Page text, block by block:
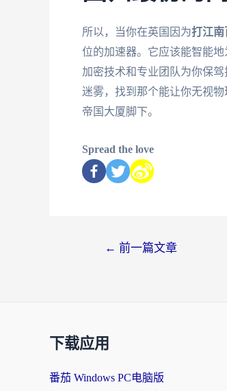
所以，当你在英国因为打江南
位的加速器。它应该能智能
加密技术和专业团队为你保
迷雾，找到那个能让你无视
帝国大厦脚下。
Spread the love
← 前一篇文章
下载应用
番茄 Windows PC电脑版